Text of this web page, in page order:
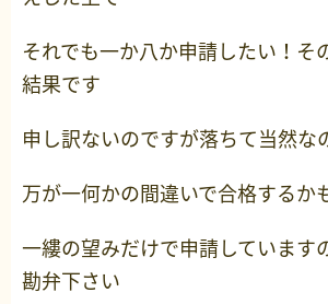
それでも一か八か申請したい！そ
結果です
申し訳ないのですが落ちて当然な
万が一何かの間違いで合格するか
一縷の望みだけで申請しています
勘弁下さい